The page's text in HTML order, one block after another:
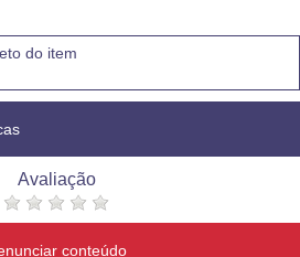
do item
Avaliação
conteúdo